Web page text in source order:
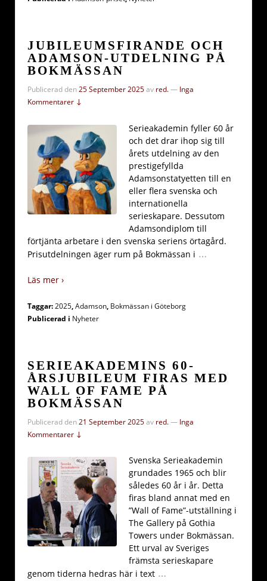
JUBILEUMSFIRANDE OCH
ADAMSON-UTDELNING PÅ
BOKMÄSSAN
Publicerad den25 September 2025av red.— Inga
Kommentarer ↓
Serieakademin fyller 60 år
och det drar ihop sig till
årets utdelning av den
prestigefyllda
Adamsonstatyetten till en
eller flera svenska och
internationella
serieskapare. Dessutom
Adamsondiplom till
förtjänta arbetare i den svenska seriens örtagård.
Prisutdelningen äger rum på Bokmässan i …
Läs mer ›
Taggar:2025,Adamson, Bokmässan i Göteborg
Publicerad i Nyheter
SERIEAKADEMINS 60-
ÅRSJUBILEUM FIRAS MED
WALL OF FAME PÅ
BOKMÄSSAN
Publicerad den21 September 2025av red.— Inga
Kommentarer ↓
Svenska Serieakademin
grundades 1965 och blir
således 60 år i år. Detta
firas bland annat med en
”Wall of Fame”-utställning i
The Gallery på Gothia
Towers under Bokmässan.
Ett urval av Sveriges
främsta serieskapare
genom tiderna hedras här i text …